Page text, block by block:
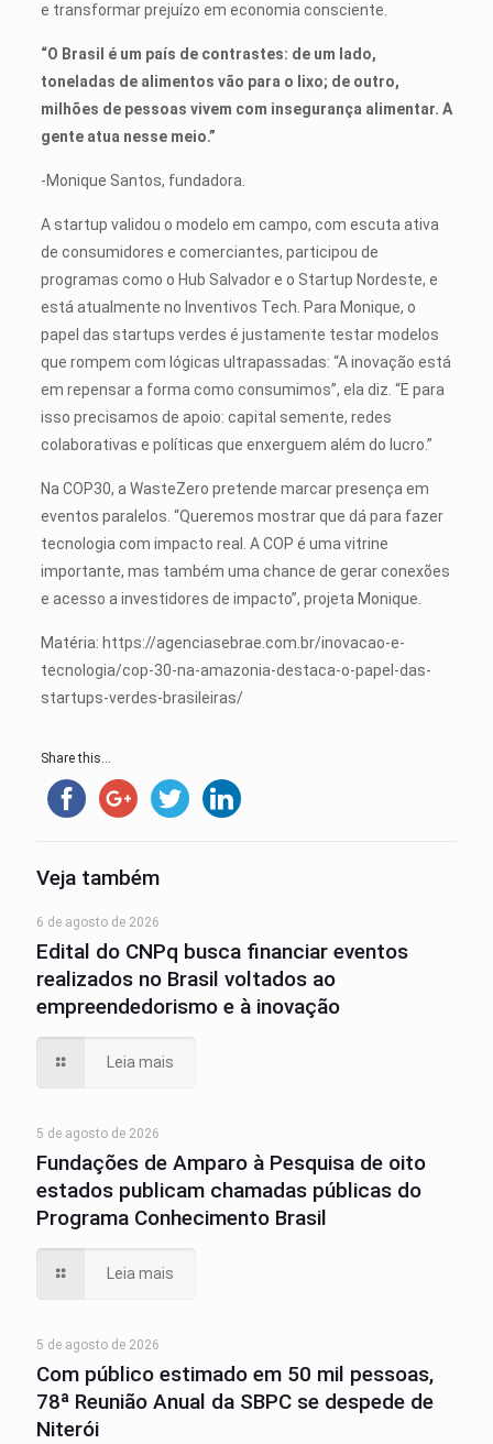
e transformar prejuízo em economia consciente.
“O Brasil é um país de contrastes: de um lado,
toneladas de alimentos vão para o lixo; de outro,
milhões de pessoas vivem com insegurança alimentar. A
gente atua nessemeio.”
-Monique Santos, fundadora.
A startup validou o modelo em campo, com escuta ativa
de consumidores e comerciantes, participou de
programas como o Hub Salvador e o Startup Nordeste, e
está atualmente no Inventivos Tech. Para Monique, o
papel das startups verdes é justamente testar modelos
que rompem com lógicas ultrapassadas: “A inovação está
em repensar a forma como consumimos”, ela diz. “E para
isso precisamos de apoio: capital semente, redes
colaborativas e políticas que enxerguem além do lucro.”
Na COP30, a WasteZero pretende marcar presença em
eventos paralelos. “Queremos mostrar que dá para fazer
tecnologia com impacto real. A COP é uma vitrine
importante, mas também uma chance de gerar conexões
e acesso a investidores de impacto”, projeta Monique.
Matéria: https://agenciasebrae.com.br/inovacao-e-
tecnologia/cop-30-na-amazonia-destaca-o-papel-das-
startups-verdes-brasileiras/
Share this...
Veja também
6 de agosto de 2026
Edital do CNPq busca financiar eventos
realizados no Brasil voltados ao
empreendedorismo e à inovação
Leia mais
5 de agosto de 2026
Fundações de Amparo à Pesquisa de oito
estados publicam chamadas públicas do
Programa Conhecimento Brasil
Leia mais
5 de agosto de 2026
Com público estimado em 50 mil pessoas,
78ª Reunião Anual da SBPC se despede de
Niterói